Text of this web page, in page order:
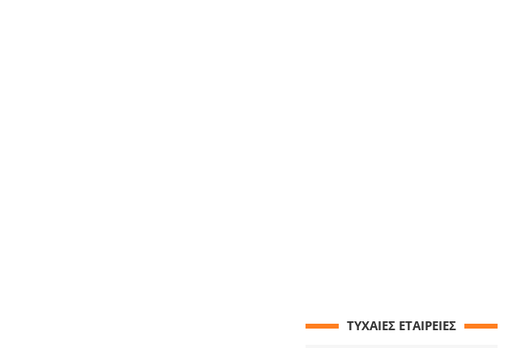
ΤΥΧΑΙΕΣ ΕΤΑΙΡΕΙΕΣ